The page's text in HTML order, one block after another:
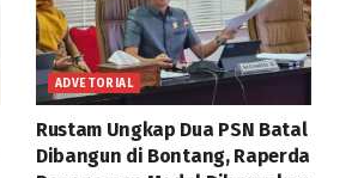
ADVETORIAL
Rustam Ungkap Dua PSN Batal
Dibangun di Bontang, Raperda